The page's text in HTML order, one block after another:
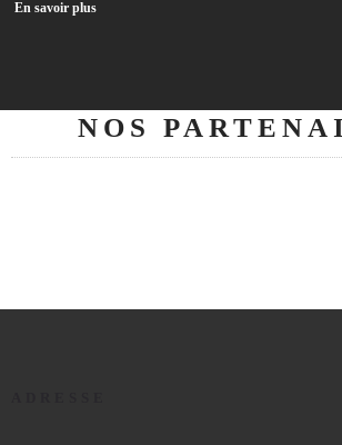
En savoir plus
NOS